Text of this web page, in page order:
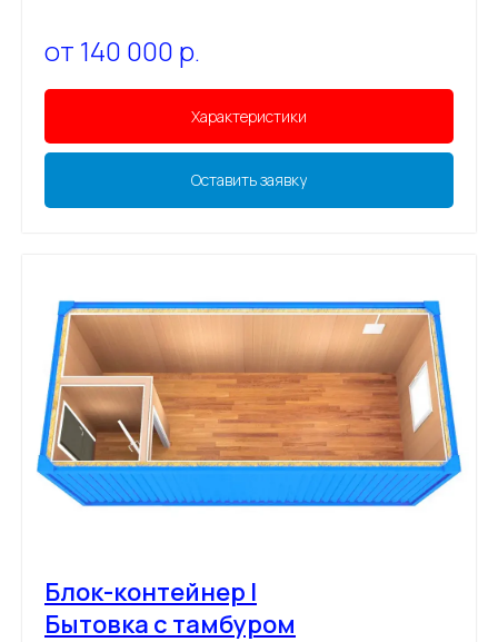
от 140 000 р.
Характеристики
Оставить заявку
Блок-контейнер |
Бытовка с тамбуром